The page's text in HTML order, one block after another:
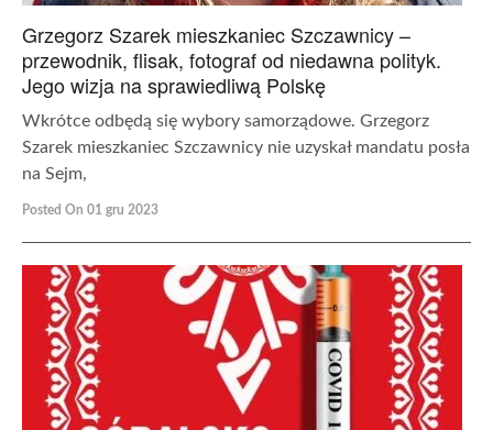
Grzegorz Szarek mieszkaniec Szczawnicy –
przewodnik, flisak, fotograf od niedawna polityk.
Jego wizja na sprawiedliwą Polskę
Wkrótce odbędą się wybory samorządowe. Grzegorz
Szarek mieszkaniec Szczawnicy nie uzyskał mandatu posła
na Sejm,
Posted On 01 gru 2023